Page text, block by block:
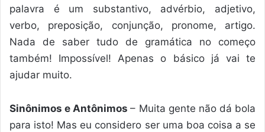
palavra é um substantivo, advérbio, adjetivo,
verbo, preposição, conjunção, pronome, artigo.
Nada de saber tudo de gramática no começo
também! Impossível! Apenas o básico já vai te
ajudar muito.
Sinônimos e Antônimos– Muita gente não dá bola
para isto! Mas eu considero ser uma boa coisa a se